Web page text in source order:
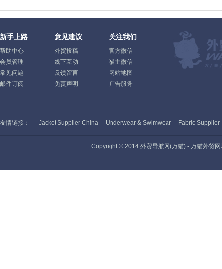
新手上路
帮助中心
会员管理
常见问题
邮件订阅
意见建议
外贸投稿
线下互动
反馈留言
免责声明
关注我们
官方微信
猫主微信
网站地图
广告服务
友情链接： Jacket Supplier China Underwear & Swimwear Fabric Supplier
Copyright © 2014 外贸导航网(万猫) - 万猫外贸